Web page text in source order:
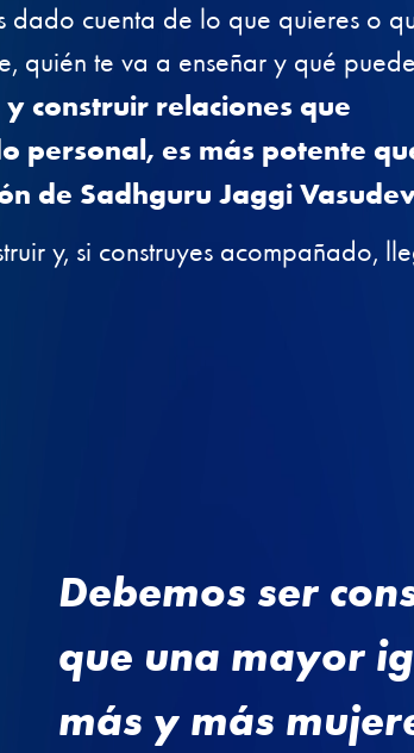
cuenta de lo que quieres o
quién te va a enseñar y qué
construir relaciones que
personal, es más potente
de Sadhguru Jaggi
y, si construyes acompañado,
Debemos ser
que una mayor
más y más